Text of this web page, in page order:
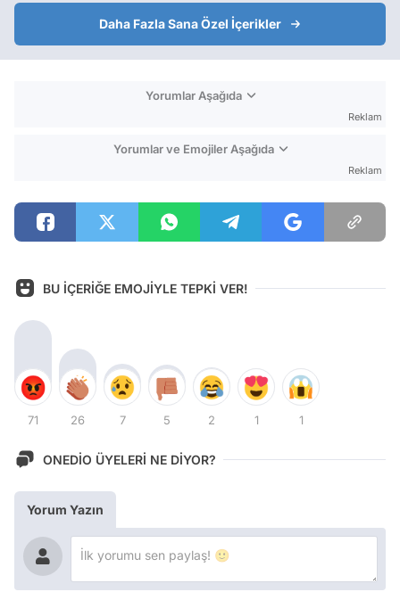
Daha Fazla Sana Özel İçerikler
Yorumlar Aşağıda
Reklam
Yorumlar ve Emojiler Aşağıda
Reklam
BU İÇERİĞE EMOJİYLE TEPKİ VER!
71 26 7 5 2 1 1
ONEDİO ÜYELERİ NE DİYOR?
Yorum Yazın